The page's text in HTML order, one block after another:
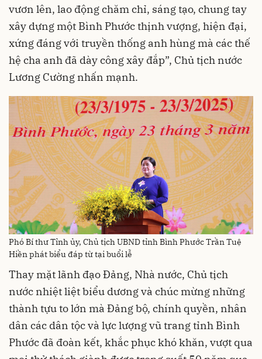
vươn lên, lao động chăm chỉ, sáng tạo, chung tay
xây dựng một Bình Phước thịnh vượng, hiện đại,
xứng đáng với truyền thống anh hùng mà các thế
hệ cha anh đã dày công xây đắp”, Chủ tịch nước
Lương Cường nhấn mạnh.
Phó Bí thư Tỉnh ủy, Chủ tịch UBND tỉnh Bình Phước Trần Tuệ
Hiền phát biểu đáp từ tại buổi lễ
Thay mặt lãnh đạo Đảng, Nhà nước, Chủ tịch
nước nhiệt liệt biểu dương và chúc mừng những
thành tựu to lớn mà Đảng bộ, chính quyền, nhân
dân các dân tộc và lực lượng vũ trang tỉnh Bình
Phước đã đoàn kết, khắc phục khó khăn, vượt qua